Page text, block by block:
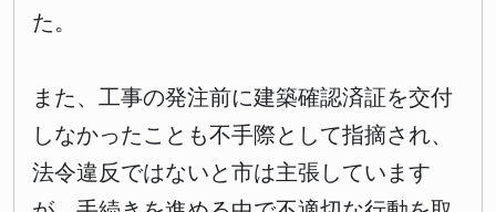
た。
また、工事の発注前に建築確認済証を交付
しなかったことも不手際として指摘され、
法令違反ではないと市は主張しています